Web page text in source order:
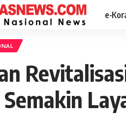
e-